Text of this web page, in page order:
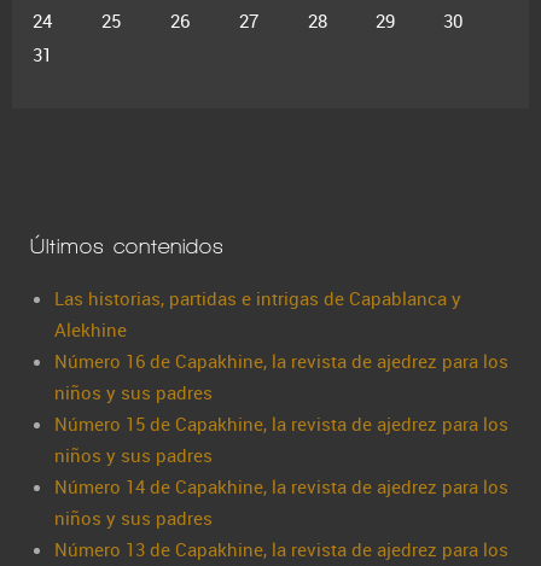
24
25 26 27 28 29
30
31
Últimos contenidos
Las historias, partidas e intrigas de Capablanca y
Alekhine
Número 16 de Capakhine, la revista de ajedrez para los
niños y sus padres
Número 15 de Capakhine, la revista de ajedrez para los
niños y sus padres
Número 14 de Capakhine, la revista de ajedrez para los
niños y sus padres
Número 13 de Capakhine, la revista de ajedrez para los